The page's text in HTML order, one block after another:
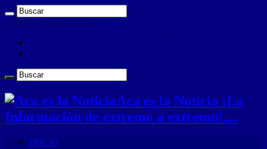
sábado , agosto 8 2026
Aca es la Noticia ¡La
Información de extremo a extremo!…
INICIO